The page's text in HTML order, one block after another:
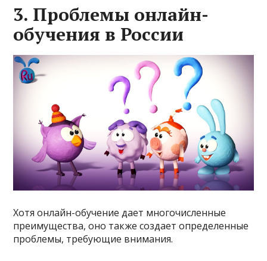
3. Проблемы онлайн-
обучения в России
Хотя онлайн-обучение дает многочисленные
преимущества, оно также создает определенные
проблемы, требующие внимания.